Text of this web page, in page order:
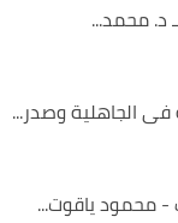
د. محمد...
الجاهلية وصدر...
محمود ياقوت...